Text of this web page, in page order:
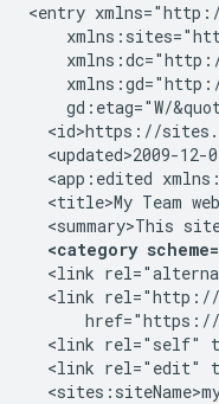
<entry
gd:etag="W/
<id>https://
<updated>2009-12-
<app:edited
<title>My Team
<summary>This
<category
<link
<link
<link rel="self"
<link rel="edit"
  <sites:siteName>